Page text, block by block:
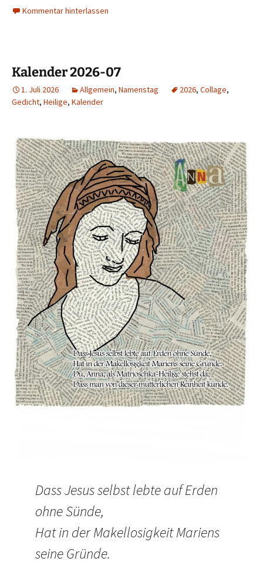
Kommentar hinterlassen
Kalender 2026-07
1. Juli 2026 Allgemein, Namenstag 2026, Collage,
Gedicht, Heilige, Kalender
Dass Jesus selbst lebte auf Erden
ohne Sünde,
Hat in der Makellosigkeit Mariens
seine Gründe.